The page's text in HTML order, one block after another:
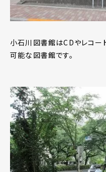
小石川図書館はCDやレコー
可能な図書館です。